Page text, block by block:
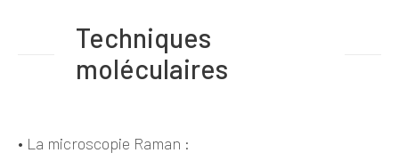
Techniques
moléculaires
• La microscopie Raman :